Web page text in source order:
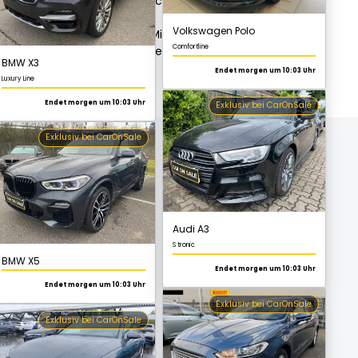
Endet morgen um 10:03 Uhr
S line
Endet morgen um 10:03 Uhr
Exklusiv bei CarOnSale
Endet morgen um 10:03 Uhr
Audi A3
S tronic
Endet morgen um 10:03 Uhr
Exklusiv bei CarOnSale
In puncto
Weiterverkauf sein kann. Mit der
Multiplas effizient gestalten.